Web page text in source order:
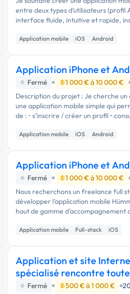
entre deux types d’utilisateurs (profil
interface fluide, intuitive et rapide,
utilisateur de Tinder.
Application mobile iOS Android
Application iPhone et
Fermé
1 000 € à 10 000 €
Description du projet : Je cherche
une application mobile simple qui
de : • s’inscrire / créer un profil • consulter et rejoindre des
défis ou matchs • payer une
Application mobile iOS Android
Application iPhone et
Fermé
1 000 € à 10 000 €
Nous recherchons un freelance full
développer l’application mobile
haut de gamme
la sérénité lors des déplacements
tranquillité ...
Application mobile Full-stack iOS
Application et site
spécialisé rencontre toute
sexualité
Fermé 500 € à 1 000 €